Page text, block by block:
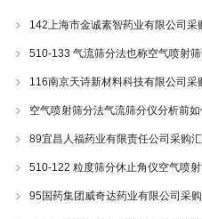
142上海市金诚素智药业有限公司
510-133 气流筛分法也称空气喷射
116南京天诗新材料科技有限公司
空气喷射筛分法气流筛分仪分析前
89宜昌人福药业有限责任公司采购
510-122 粒度筛分休止角仪空气喷
95国药集团威奇达药业有限公司采